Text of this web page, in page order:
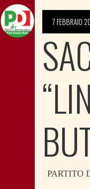
7 FEBBRAIO
PARTITO